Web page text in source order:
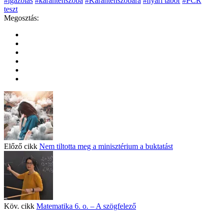
teszt
Megosztás:
Előző cikk Nem tiltotta meg a minisztérium a buktatást
Köv. cikk Matematika 6. o. – A szögfelező